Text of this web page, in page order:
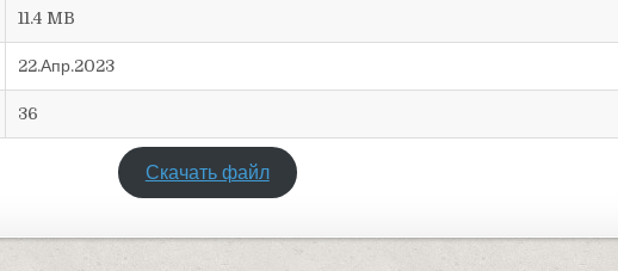
11.4 MB
22.Апр.2023
36
Скачать файл